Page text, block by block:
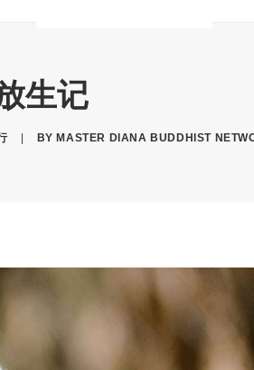
生记
BY MASTER DIANA BUDDHIST